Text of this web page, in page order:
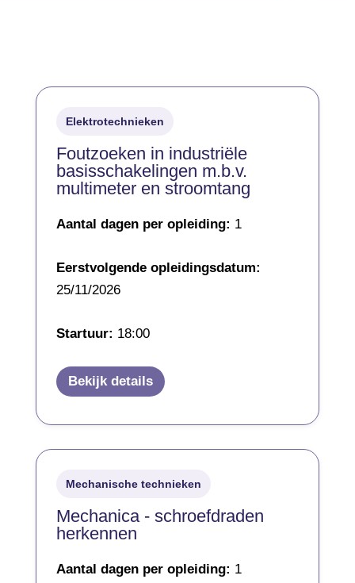
Elektrotechnieken
Foutzoeken in industriële
basisschakelingen m.b.v.
multimeter en stroomtang
Aantal dagen per opleiding: 1
Eerstvolgende opleidingsdatum:
25/11/2026
Startuur: 18:00
Bekijk details
Mechanische technieken
Mechanica - schroefdraden
herkennen
Aantal dagen per opleiding: 1